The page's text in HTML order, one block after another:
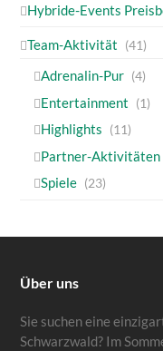
Hybride-Events
Team-Aktivität (41)
Adrenalin-Pur (4)
Entertainment (1)
Highlights (11)
Partner-Aktivitäten
Spiele (23)
Über uns
Sie suchen eine
Schwarzwald? Im